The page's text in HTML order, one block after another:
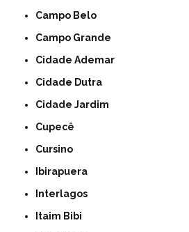
Campo Belo
Campo Grande
Cidade Ademar
Cidade Dutra
Cidade Jardim
Cupecê
Cursino
Ibirapuera
Interlagos
Itaim Bibi